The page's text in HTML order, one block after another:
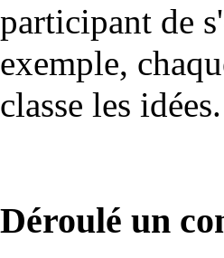
participant de
exemple,
classe les idées.
Déroulé un